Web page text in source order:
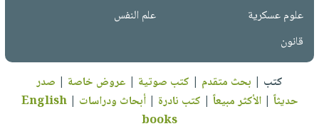
علوم عسكرية
علم النفس
قانون
كتب | بحث متقدم | كتب صوتية | عروض خاصة | صدر
حديثاً |الأكثر مبيعاً | كتب نادرة |أبحاث ودراسات |
English
books